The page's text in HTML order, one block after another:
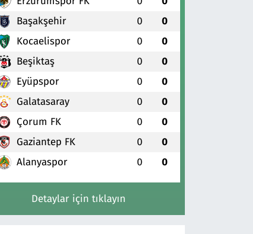
Başakşehir 0 0
Kocaelispor 0 0
Beşiktaş 0 0
Eyüpspor 0 0
Galatasaray 0 0
Çorum FK 0 0
Gaziantep FK 0 0
Alanyaspor 0 0
Detaylar için tıklayın